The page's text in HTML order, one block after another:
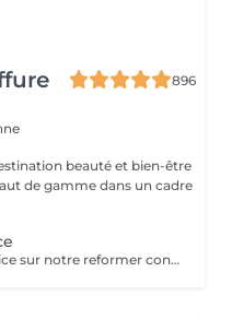
896
beauté et bien-être
de gamme dans un cadre
Profitez d'une séance en self-service sur notre reformer connecté, avec des entraînements guidés adaptés à tous les niveaux. Choisissez librement votre séance entre 30 et 50 minutes selon vos envies et votre rythme.